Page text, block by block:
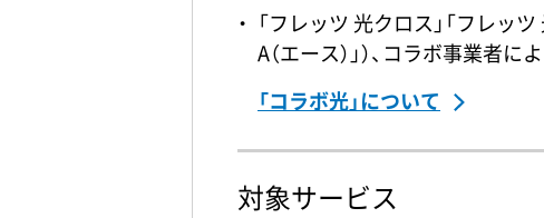
「フレッツ 光クロス」「フレッ
A（エース）」）、コラボ事業者
「コラボ光」について
対象サービス